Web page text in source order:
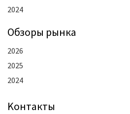
2024
Oбзоры рынка
2026
2025
2024
Kонтакты